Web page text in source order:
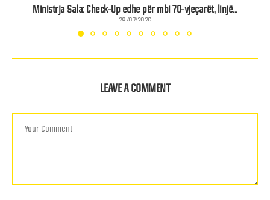
Ministrja Sala: Check-Up edhe për mbi 70-vjeçarët, linjë...
28/07/2026
LEAVE A COMMENT